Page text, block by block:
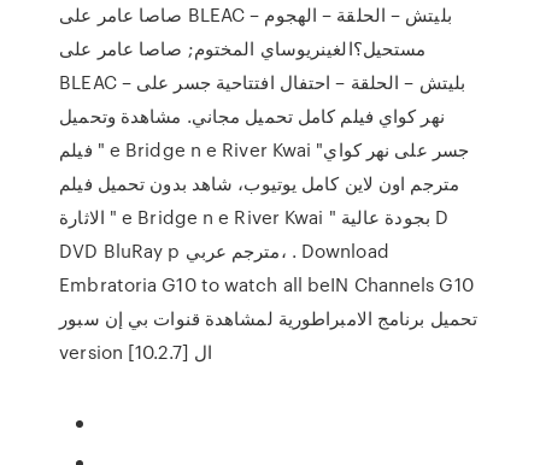
صاصا عامر على BLEAC – بليتش – الحلقة – الهجوم
مستحيل؟الغينريوساي المختوم; صاصا عامر على
BLEAC – بليتش – الحلقة – احتفال افتتاحية جسر على
نهر كواي فيلم كامل تحميل مجاني. مشاهدة وتحميل
فيلم " e Bridge n e River Kwai جسر على نهر كواي"
مترجم اون لاين كامل يوتيوب، شاهد بدون تحميل فيلم
الاثارة " e Bridge n e River Kwai " بجودة عالية D
DVD BluRay p مترجم عربي، . Download
Embratoria G10 to watch all beIN Channels G10
تحميل برنامج الامبراطورية لمشاهدة قنوات بي إن سبور
version [10.2.7] ال